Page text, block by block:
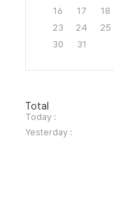
16
17 18
23
24 25
30
31
방
문
자
수
Total
Today :
Yesterday :